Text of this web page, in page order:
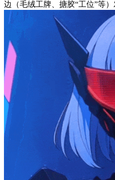
边（毛绒工牌、搪胶“工位”等